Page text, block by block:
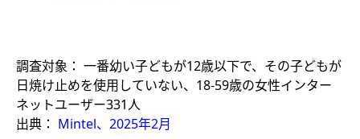
調査対象： 一番幼い子どもが12歳以下で、その子どもが
日焼け止めを使用していない、18-59歳の女性インター
ネットユーザー331人
出典： Mintel、2025年2月